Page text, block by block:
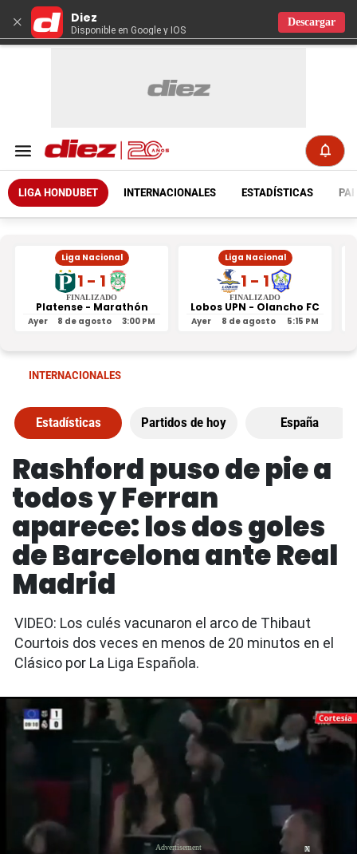
× Diez
Disponible en Google y IOS
Descargar
LIGA HONDUBET INTERNACIONALES ESTADÍSTICAS
Liga Nacional
1 - 1
FINALIZADO
Platense - Marathón
Ayer 8 de agosto 3:00 PM
Liga Nacional
1 - 1
FINALIZADO
Lobos UPN - Olancho FC
Ayer 8 de agosto 5:15 PM
INTERNACIONALES
Estadísticas Partidos de hoy España
Rashford puso de pie a
todos y Ferran
aparece: los dos goles
de Barcelona ante Real
Madrid
VIDEO: Los culés vacunaron el arco de Thibaut
Courtois dos veces en menos de 20 minutos en el
Clásico por La Liga Española.
X